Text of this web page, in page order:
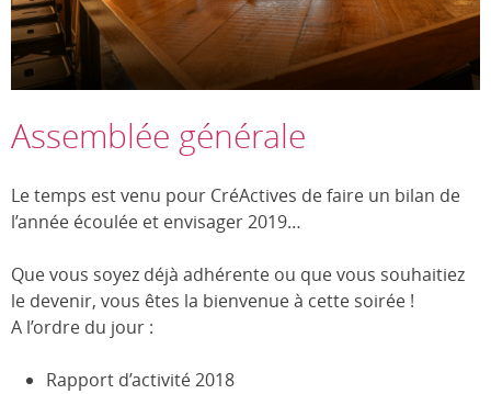
Assemblée générale
Le temps est venu pour CréActives de faire un bilan de
l’année écoulée et envisager 2019…
Que vous soyez déjà adhérente ou que vous souhaitiez
le devenir, vous êtes la bienvenue à cette soirée !
A l’ordre du jour :
Rapport d’activité 2018